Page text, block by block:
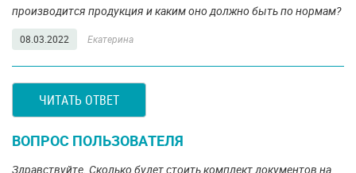
производится продукция и каким оно должно быть по нормам?
08.03.2022 Екатерина
ЧИТАТЬ ОТВЕТ
ВОПРОС ПОЛЬЗОВАТЕЛЯ
Здравствуйте. Сколько будет стоить комплект документов на